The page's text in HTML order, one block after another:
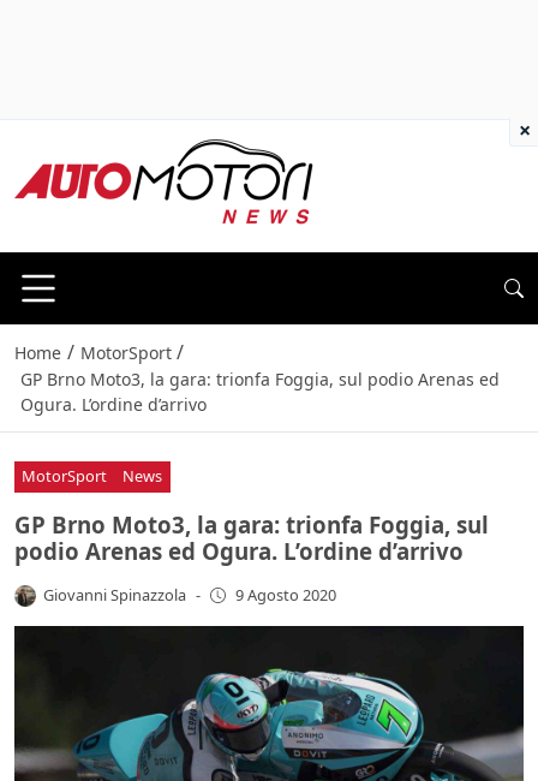
Home / MotorSport /
GP Brno Moto3, la gara: trionfa Foggia, sul podio Arenas ed
Ogura. L’ordine d’arrivo
MotorSport News
GP Brno Moto3, la gara: trionfa Foggia, sul
podio Arenas ed Ogura. L’ordine d’arrivo
Giovanni Spinazzola - 9 Agosto 2020
×